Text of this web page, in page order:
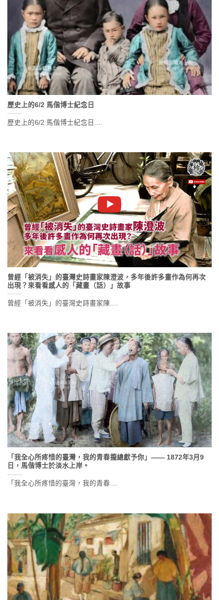
歷史上的6/2 馬偕博士紀念日
歷史上的6/2 馬偕博士紀念日....
曾經「被消失」的臺灣史詩畫家陳澄波，多年後許多畫作為何再次
出現？來看看感人的「藏畫（話）」故事
曾經「被消失」的臺灣史詩畫家陳....
「我全心所疼惜的臺灣，我的青春攏總獻予你」—— 1872年3月9
日，馬偕博士於淡水上岸。
「我全心所疼惜的臺灣，我的青春....